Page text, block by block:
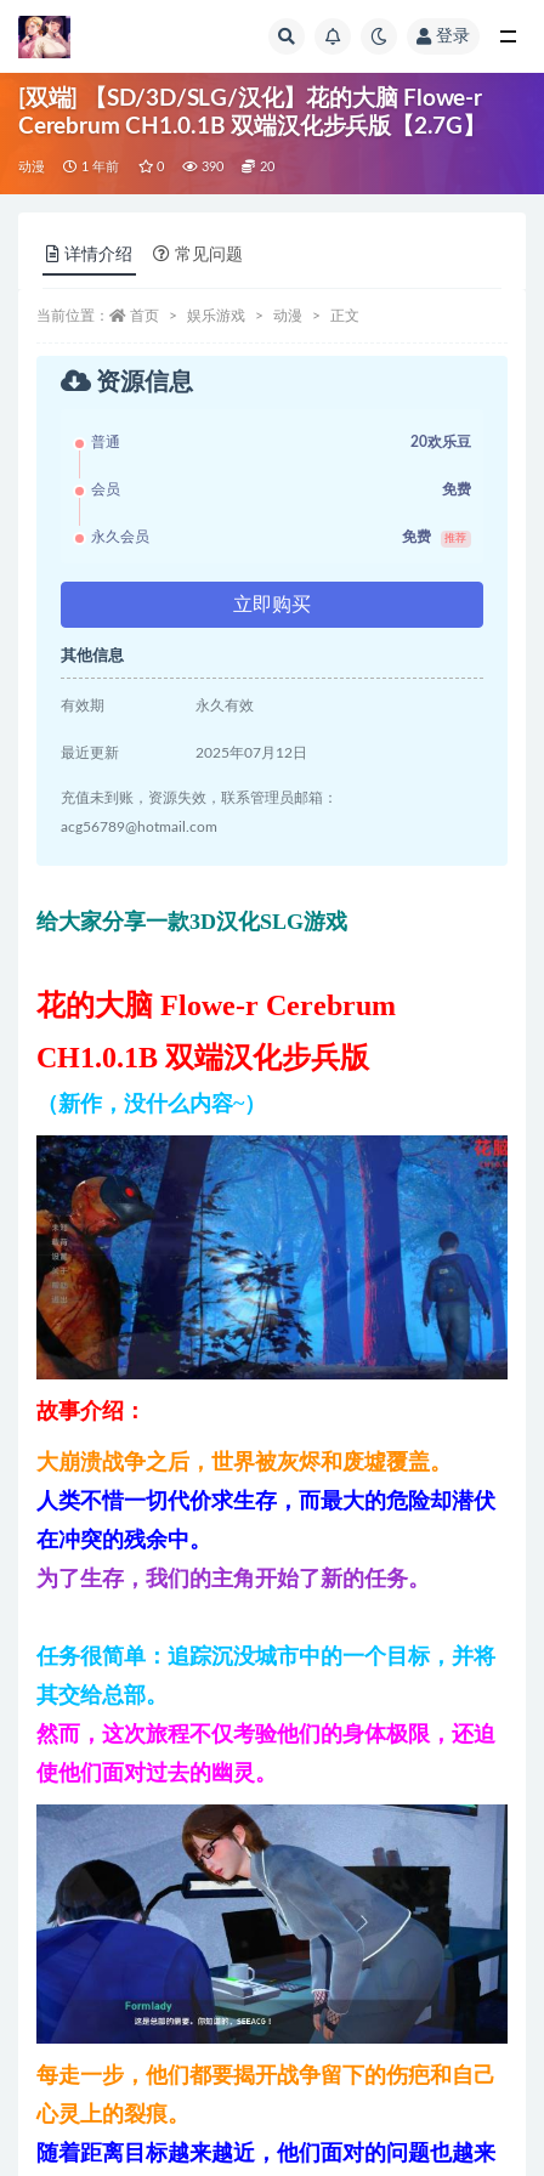
登录
[双端] 【SD/3D/SLG/汉化】花的大脑 Flowe-r
Cerebrum CH1.0.1B 双端汉化步兵版【2.7G】
动漫 1 年前 0 390 20
详情介绍 常见问题
当前位置： 首页 娱乐游戏 动漫 正文
资源信息
普通 20欢乐豆
会员 免费
永久会员 免费 推荐
立即购买
其他信息
有效期 永久有效
最近更新 2025年07月12日
充值未到账，资源失效，联系管理员邮箱：
acg56789@hotmail.com
给大家分享一款3D汉化SLG游戏
花的大脑 Flowe-r Cerebrum
CH1.0.1B 双端汉化步兵版
（新作，没什么内容~）
故事介绍：
大崩溃战争之后，世界被灰烬和废墟覆盖。
人类不惜一切代价求生存，而最大的危险却潜伏
在冲突的残余中。
为了生存，我们的主角开始了新的任务。
任务很简单：追踪沉没城市中的一个目标，并将
其交给总部。
然而，这次旅程不仅考验他们的身体极限，还迫
使他们面对过去的幽灵。
每走一步，他们都要揭开战争留下的伤疤和自己
心灵上的裂痕。
随着距离目标越来越近，他们面对的问题也越来